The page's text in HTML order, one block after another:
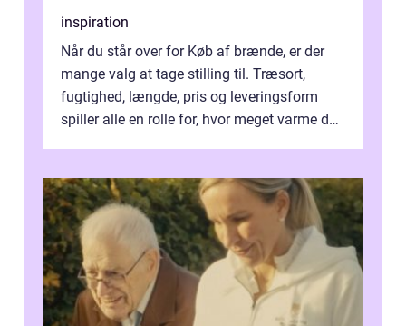
inspiration
Når du står over for Køb af brænde, er der
mange valg at tage stilling til. Træsort,
fugtighed, længde, pris og leveringsform
spiller alle en rolle for, hvor meget varme du